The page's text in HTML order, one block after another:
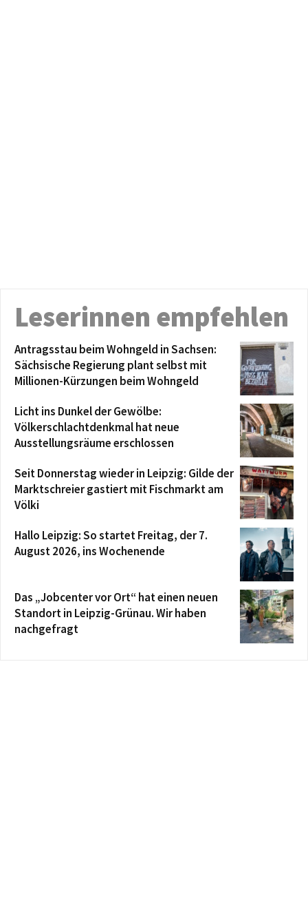
Leserinnen empfehlen
Antragsstau beim Wohngeld in Sachsen:
Sächsische Regierung plant selbst mit
Millionen-Kürzungen beim Wohngeld
Licht ins Dunkel der Gewölbe:
Völkerschlachtdenkmal hat neue
Ausstellungsräume erschlossen
Seit Donnerstag wieder in Leipzig: Gilde der
Marktschreier gastiert mit Fischmarkt am
Völki
Hallo Leipzig: So startet Freitag, der 7.
August 2026, ins Wochenende
Das „Jobcenter vor Ort“ hat einen neuen
Standort in Leipzig-Grünau. Wir haben
nachgefragt